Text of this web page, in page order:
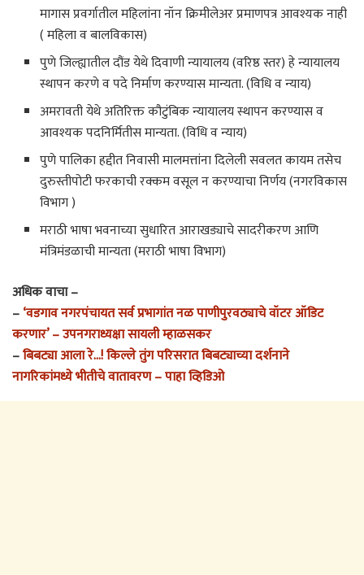
मागास प्रवर्गातील महिलांना नॉन क्रिमीलेअर प्रमाणपत्र आवश्यक नाही
( महिला व बालविकास)
पुणे जिल्ह्यातील दौंड येथे दिवाणी न्यायालय (वरिष्ठ स्तर) हे न्यायालय
स्थापन करणे व पदे निर्माण करण्यास मान्यता. (विधि व न्याय)
अमरावती येथे अतिरिक्त कौटुंबिक न्यायालय स्थापन करण्यास व
आवश्यक पदनिर्मितीस मान्यता‌. (विधि व न्याय)
पुणे पालिका हद्दीत निवासी मालमत्तांना दिलेली सवलत कायम तसेच
दुरुस्तीपोटी फरकाची रक्कम वसूल न करण्याचा निर्णय (नगरविकास
विभाग )
मराठी भाषा भवनाच्या सुधारित आराखड्याचे सादरीकरण आणि
मंत्रिमंडळाची मान्यता (मराठी भाषा विभाग)
अधिक वाचा –
–‘वडगाव नगरपंचायत सर्व प्रभागांत नळ पाणीपुरवठ्याचे वॉटर ऑडिट
करणार’ – उपनगराध्यक्षा सायली म्हाळसकर
–बिबट्या आला रे…! किल्ले तुंग परिसरात बिबट्याच्या दर्शनाने
नागरिकांमध्ये भीतीचे वातावरण – पाहा व्हिडिओ